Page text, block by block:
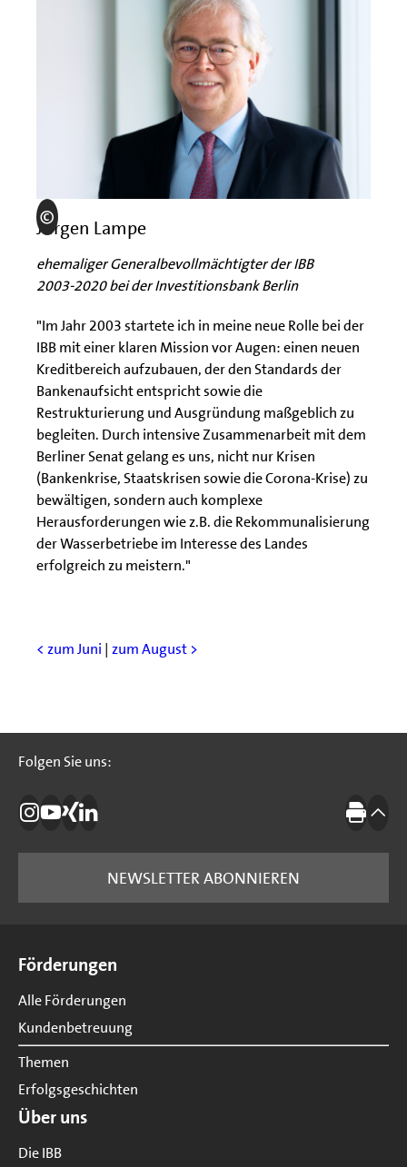
Jürgen Lampe
ehemaliger Generalbevollmächtigter der IBB
2003-2020 bei der Investitionsbank Berlin
"Im Jahr 2003 startete ich in meine neue Rolle bei der
IBB mit einer klaren Mission vor Augen: einen neuen
Kreditbereich aufzubauen, der den Standards der
Bankenaufsicht entspricht sowie die
Restrukturierung und Ausgründung maßgeblich zu
begleiten. Durch intensive Zusammenarbeit mit dem
Berliner Senat gelang es uns, nicht nur Krisen
(Bankenkrise, Staatskrisen sowie die Corona-Krise) zu
bewältigen, sondern auch komplexe
Herausforderungen wie z.B. die Rekommunalisierung
der Wasserbetriebe im Interesse des Landes
erfolgreich zu meistern."
< zum Juni | zum August >
Folgen Sie uns:
Folgen Sie uns:
Die IBB auf Instagram
Die IBB auf YouTube
Die IBB auf Xing
Die IBB auf LinkedIn Drucken
NEWSLETTER ABONNIEREN
Förderungen
Alle Förderungen
Kundenbetreuung
Themen
Erfolgsgeschichten
Über uns
Die IBB